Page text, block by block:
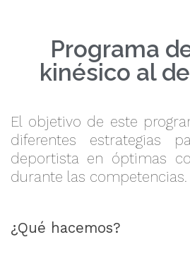
Programa
kinésico al
El objetivo de este
diferentes estrategias
deportista en óptimas
durante las competencias.
¿Qué hacemos?